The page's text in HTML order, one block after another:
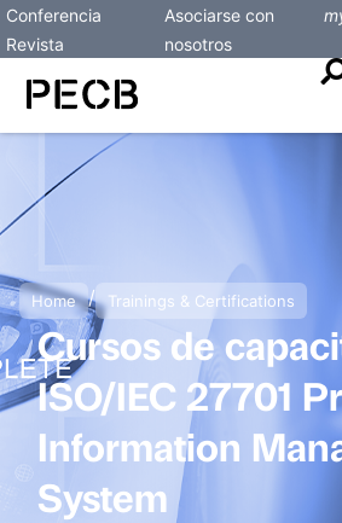
Conferencia
Revista
Asociarse con
nosotros
Home / Trainings & Certifications
Cursos de
ISO/IEC 27701
Information
System